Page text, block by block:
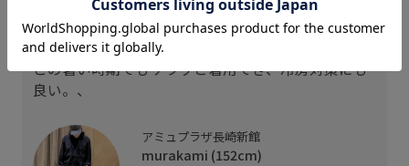
スタッフレビュー
この暑い時期でもサラッと着用でき、冷房対策にも
良い。、
アミュプラザ長崎新館
murakami (152cm)